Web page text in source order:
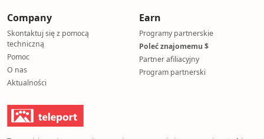
Company
Skontaktuj się z pomocą
techniczną
Pomoc
O nas
Aktualności
Earn
Programy partnerskie
Poleć znajomemu $
Partner afiliacyjny
Program partnerski